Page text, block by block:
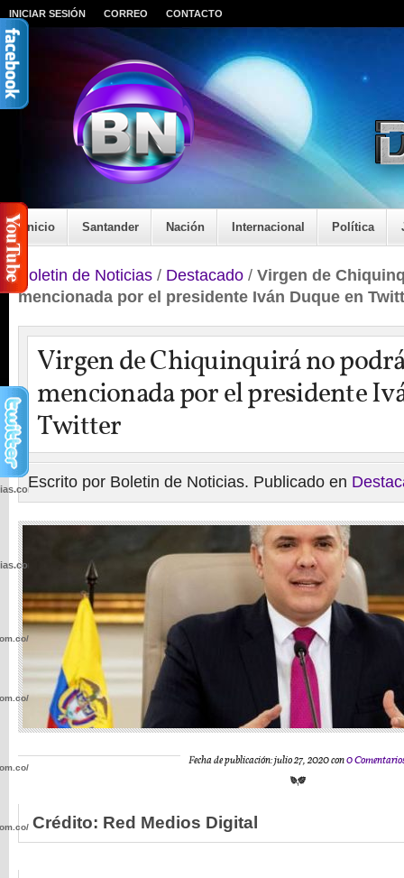
INICIAR SESIÓN CORREO CONTACTO
Inicio Santander Nación Internacional Política
Boletin de Noticias / Destacado / Virgen de
mencionada por el presidente Iván Duque en
Virgen de Chiquinquirá no
mencionada por el presidente
Twitter
Escrito por Boletin de Noticias. Publicado en
Fecha de publicación: julio 27, 2020 con0
Crédito: Red Medios Digital
wp-
wp-
wp-
wp-
wp-
wp-